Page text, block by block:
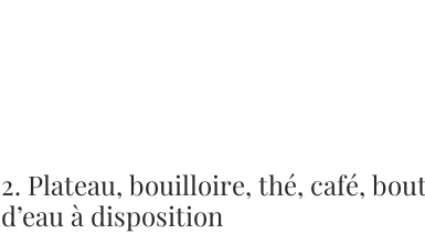
2. Plateau, bouilloire, thé, café,
d’eau à disposition